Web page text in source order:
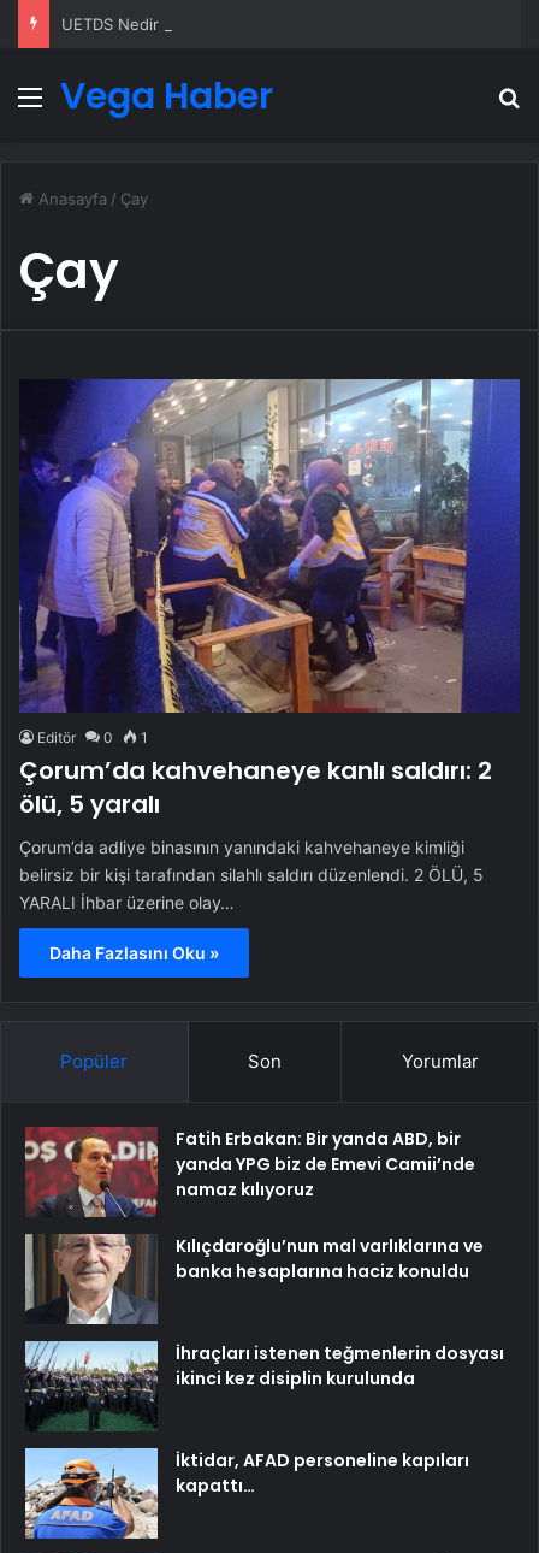
Menü
Vega Haber
Anasayfa / Çay
Çay
Editör 0 1
Çorum’da kahvehaneye kanlı saldırı: 2
ölü, 5 yaralı
Çorum’da adliye binasının yanındaki kahvehaneye kimliği
belirsiz bir kişi tarafından silahlı saldırı düzenlendi. 2 ÖLÜ, 5
YARALI İhbar üzerine olay…
Daha Fazlasını Oku »
Popüler Son Yorumlar
Fatih Erbakan: Bir yanda ABD, bir
yanda YPG biz de Emevi Camii’nde
namaz kılıyoruz
Kılıçdaroğlu’nun mal varlıklarına ve
banka hesaplarına haciz konuldu
İhraçları istenen teğmenlerin dosyası
ikinci kez disiplin kurulunda
İktidar, AFAD personeline kapıları
kapattı…